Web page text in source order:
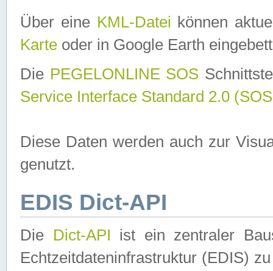
Über eine KML-Datei können
Karte oder in Google Earth
Die PEGELONLINE SOS
Service Interface Standard 2.0
Diese Daten werden auch zur
genutzt.
EDIS Dict-API
Die Dict-API ist ein zentraler
Echtzeitdateninfrastruktur (EDIS)